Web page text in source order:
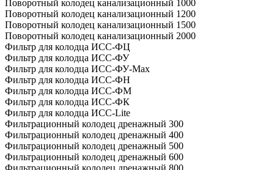
Поворотный колодец канализационный 1000
Поворотный колодец канализационный 1200
Поворотный колодец канализационный 1500
Поворотный колодец канализационный 2000
Фильтр для колодца ИСС-ФЦ
Фильтр для колодца ИСС-ФУ
Фильтр для колодца ИСС-ФУ-Мах
Фильтр для колодца ИСС-ФН
Фильтр для колодца ИСС-ФМ
Фильтр для колодца ИСС-ФК
Фильтр для колодца ИСС-Lite
Фильтрационный колодец дренажный 300
Фильтрационный колодец дренажный 400
Фильтрационный колодец дренажный 500
Фильтрационный колодец дренажный 600